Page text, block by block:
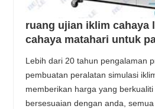
ruang ujian iklim cahaya
cahaya matahari untuk
Lebih dari 20 tahun pengalaman
pembuatan peralatan simulasi
memberikan harga yang
bersesuaian dengan anda,